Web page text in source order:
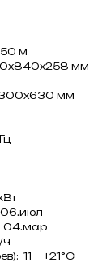
м
мм
мм
06.июл
04.мар
ч
-11 ~ +21°C